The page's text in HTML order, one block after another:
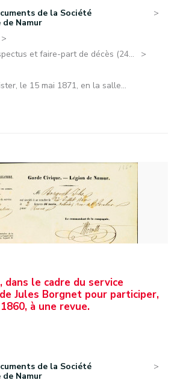
de la Société
Namur
et faire-part de décès (24...
le 15 mai 1871, en la salle...
dans le cadre du service
Jules Borgnet pour participer,
à une revue.
de la Société
Namur